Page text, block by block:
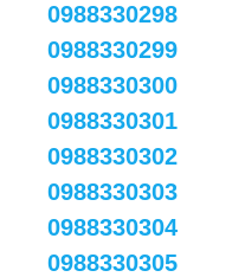
0988330298
0988330299
0988330300
0988330301
0988330302
0988330303
0988330304
0988330305